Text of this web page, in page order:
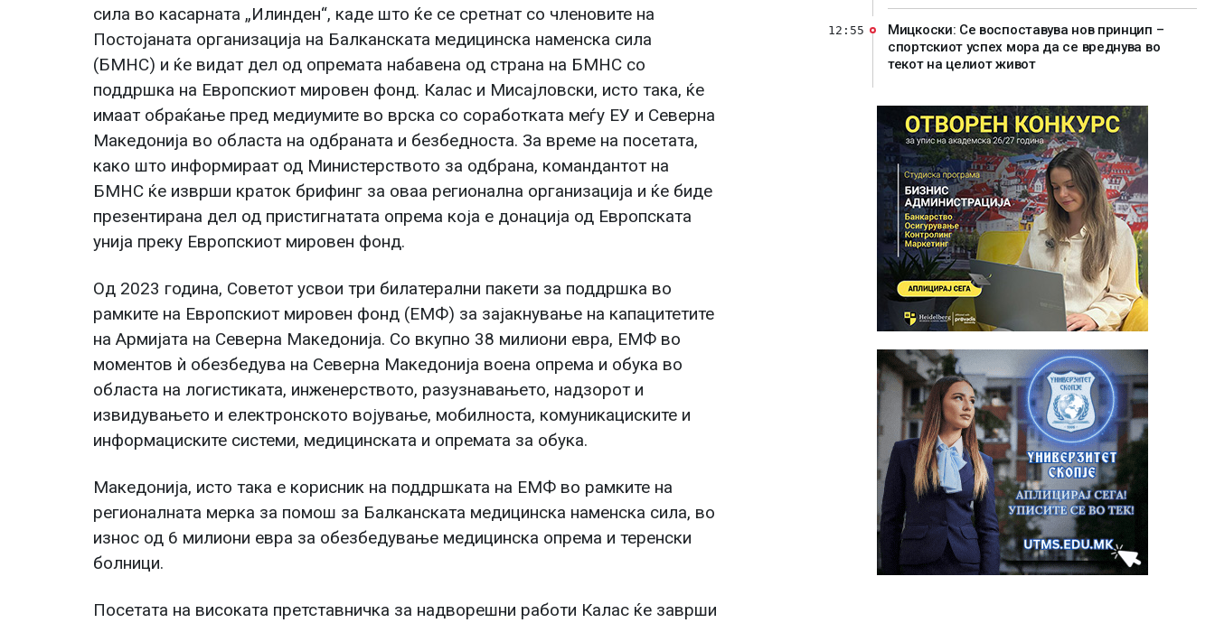
сила во касарната „Илинден“, каде што ќе се сретнат со членовите на
Постојаната организација на Балканската медицинска наменска сила
(БМНС) и ќе видат дел од опремата набавена од страна на БМНС со
поддршка на Европскиот мировен фонд. Калас и Мисајловски, исто така, ќе
имаат обраќање пред медиумите во врска со соработката меѓу ЕУ и Северна
Македонија во областа на одбраната и безбедноста. За време на посетата,
како што информираат од Министерството за одбрана, командантот на
БМНС ќе изврши краток брифинг за оваа регионална организација и ќе биде
презентирана дел од пристигнатата опрема која е донација од Европската
унија преку Европскиот мировен фонд.
Од 2023 година, Советот усвои три билатерални пакети за поддршка во
рамките на Европскиот мировен фонд (ЕМФ) за зајакнување на капацитетите
на Армијата на Северна Македонија. Со вкупно 38 милиони евра, ЕМФ во
моментов ѝ обезбедува на Северна Македонија воена опрема и обука во
областа на логистиката, инженерството, разузнавањето, надзорот и
извидувањето и електронското војување, мобилноста, комуникациските и
информациските системи, медицинската и опремата за обука.
Македонија, исто така е корисник на поддршката на ЕМФ во рамките на
регионалната мерка за помош за Балканската медицинска наменска сила, во
износ од 6 милиони евра за обезбедување медицинска опрема и теренски
болници.
Посетата на високата претставничка за надворешни работи Калас ќе заврши
Мицкоски: Се воспоставува нов принцип –
спортскиот успех мора да се вреднува во
текот на целиот живот
12:55